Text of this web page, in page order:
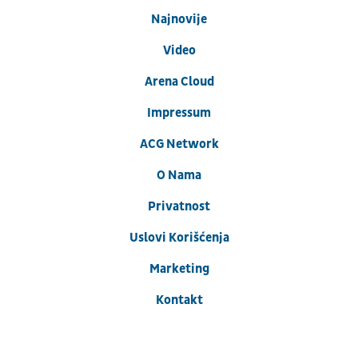
Najnovije
Video
Arena Cloud
Impressum
ACG Network
O Nama
Privatnost
Uslovi Korišćenja
Marketing
Kontakt